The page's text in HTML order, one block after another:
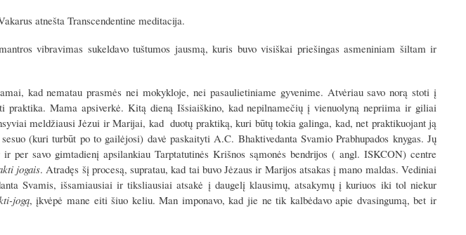
atnešta Transcendentine meditacija.
vibravimas sukeldavo tuštumos jausmą, kuris buvo visiškai priešingas asmeniniam šiltam ir
kad nematau prasmės nei mokykloje, nei pasaulietiniame gyvenime. Atvėriau savo norą stoti į
praktika. Mama apsiverkė. Kitą dieną Išsiaiškino, kad nepilnamečių į vienuolyną nepriima ir giliai
meldžiausi Jėzui ir Marijai, kad duotų praktiką, kuri būtų tokia galinga, kad, net praktikuojant ją
(kuri turbūt po to gailėjosi) davė paskaityti A.C. Bhaktivedanta Svamio Prabhupados knygas. Jų
ir per savo gimtadienį apsilankiau Tarptatutinės Krišnos sąmonės bendrijos ( angl. ISKCON) centre
jogais. Atradęs šį procesą, supratau, kad tai buvo Jėzaus ir Marijos atsakas į mano maldas. Vediniai
Svamis, išsamiausiai ir tiksliausiai atsakė į daugelį klausimų, atsakymų į kuriuos iki tol niekur
jogą, įkvėpė mane eiti šiuo keliu. Man imponavo, kad jie ne tik kalbėdavo apie dvasingumą, bet ir